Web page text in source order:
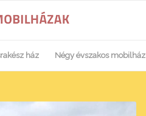
ház Négy évszakos mobilház